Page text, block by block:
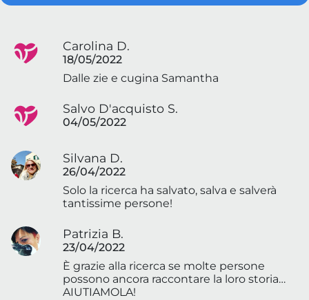
Carolina D.
18/05/2022
Dalle zie e cugina Samantha
Salvo D'acquisto S.
04/05/2022
Silvana D.
26/04/2022
Solo la ricerca ha salvato, salva e salverà
tantissime persone!
Patrizia B.
23/04/2022
È grazie alla ricerca se molte persone
possono ancora raccontare la loro storia…
AIUTIAMOLA!